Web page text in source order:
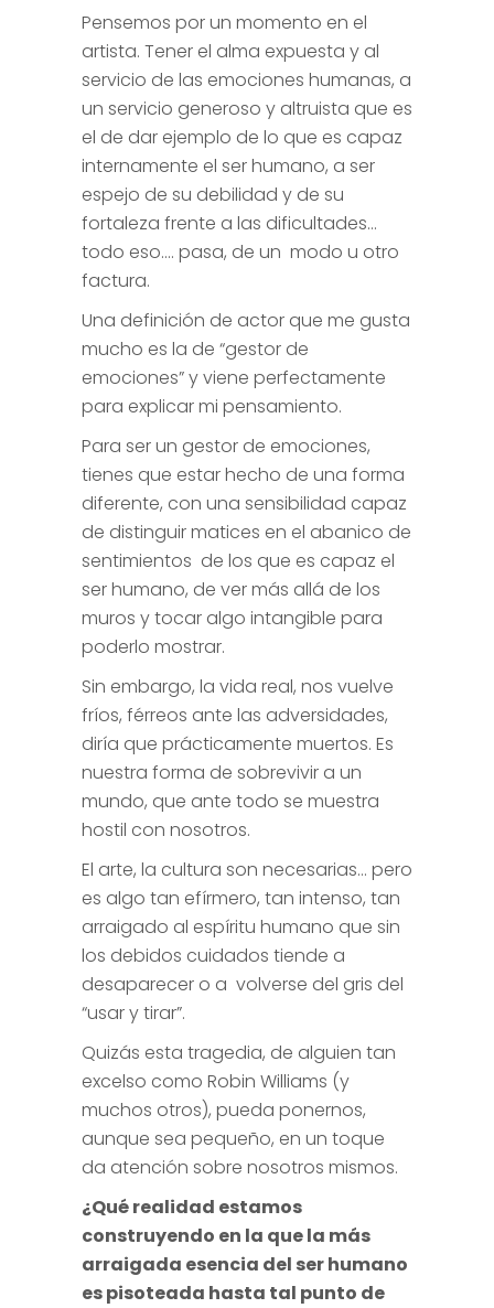
Pensemos por un momento en el
artista. Tener el alma expuesta y al
servicio de las emociones humanas, a
un servicio generoso y altruista que es
el de dar ejemplo de lo que es capaz
internamente el ser humano, a ser
espejo de su debilidad y de su
fortaleza frente a las dificultades…
todo eso…. pasa, de un modo u otro
factura.
Una definición de actor que me gusta
mucho es la de “gestor de
emociones” y viene perfectamente
para explicar mi pensamiento.
Para ser un gestor de emociones,
tienes que estar hecho de una forma
diferente, con una sensibilidad capaz
de distinguir matices en el abanico de
sentimientos de los que es capaz el
ser humano, de ver más allá de los
muros y tocar algo intangible para
poderlo mostrar.
Sin embargo, la vida real, nos vuelve
fríos, férreos ante las adversidades,
diría que prácticamente muertos. Es
nuestra forma de sobrevivir a un
mundo, que ante todo se muestra
hostil con nosotros.
El arte, la cultura son necesarias… pero
es algo tan efírmero, tan intenso, tan
arraigado al espíritu humano que sin
los debidos cuidados tiende a
desaparecer o a volverse del gris del
“usar y tirar”.
Quizás esta tragedia, de alguien tan
excelso como Robin Williams (y
muchos otros), pueda ponernos,
aunque sea pequeño, en un toque
da atención sobre nosotros mismos.
¿Qué realidad estamos
construyendo en la que la más
arraigada esencia del ser humano
es pisoteada hasta tal punto de